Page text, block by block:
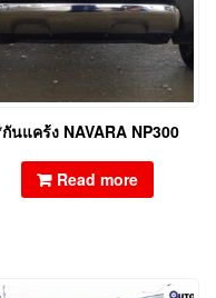
นแคร้ง NAVARA NP300
Read more